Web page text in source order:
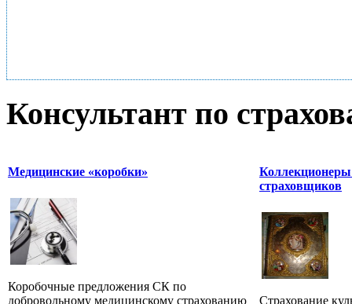
Консультант по
Медицинские «коробки»
Коробочные предложения СК по
добровольному медицинскому страхованию
страховщиков
Страхование